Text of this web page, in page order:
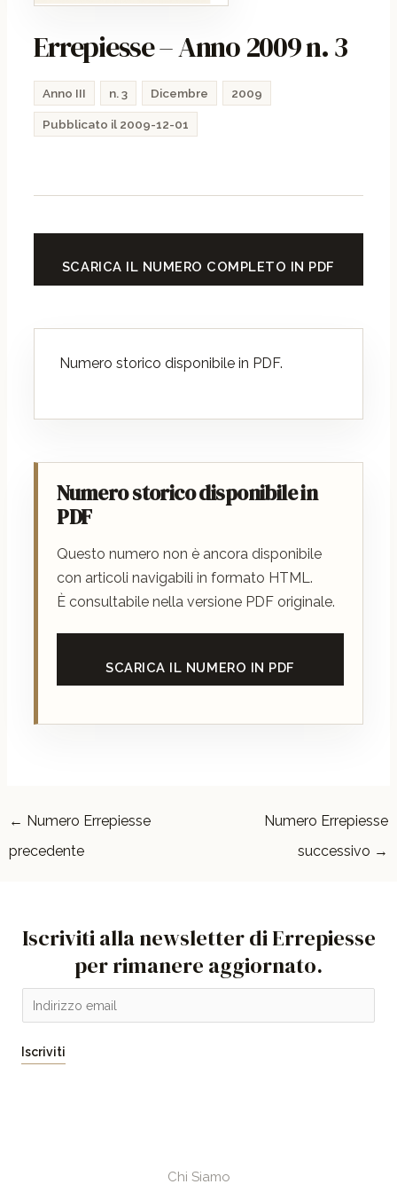
Errepiesse – Anno 2009 n. 3
Anno III n. 3 Dicembre 2009
Pubblicato il 2009-12-01
SCARICA IL NUMERO COMPLETO IN PDF
Numero storico disponibile in PDF.
Numero storico disponibile in
PDF
Questo numero non è ancora disponibile
con articoli navigabili in formato HTML.
È consultabile nella versione PDF originale.
SCARICA IL NUMERO IN PDF
← Numero Errepiesse
precedente
Numero Errepiesse
successivo →
Iscriviti alla newsletter di Errepiesse
per rimanere aggiornato.
m
a
i
Iscriviti
Chi Siamo